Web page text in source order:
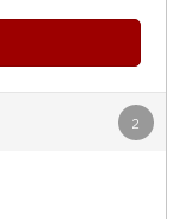
2